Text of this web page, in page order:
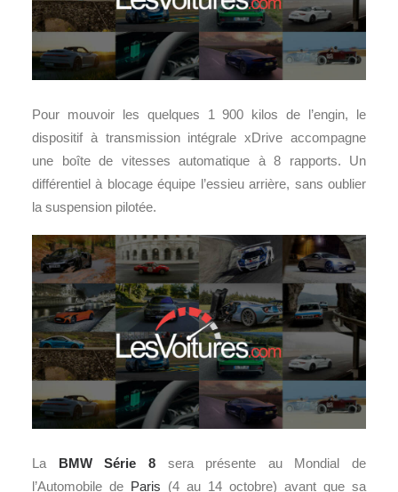
Pour mouvoir les quelques 1 900 kilos de l’engin, le
dispositif à transmission intégrale xDrive accompagne
une boîte de vitesses automatique à 8 rapports. Un
différentiel à blocage équipe l’essieu arrière, sans oublier
la suspension pilotée.
La BMW Série 8sera présente au Mondial de
l’Automobile de Paris (4 au 14 octobre) avant que sa